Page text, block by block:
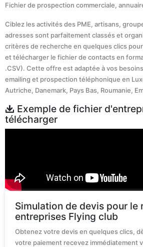
Fichier de prospection commerciale,
Ciblez les activités des PME, artisans,
adresses sont parfaitement classés et
critères de recherche en quelques clics
et télécharger le fichier de contacts en
.CSV). Cette offre est adaptée à vos
emailing et prospection téléphonique en
Autriche, Danemark, Pays Bas, Roumanie,
Exemple de fichier
télécharger
Simulation de devis pour le
entreprises Flying club
Obtenez votre devis en quelques clics,
votre paiement recevez immédiatement